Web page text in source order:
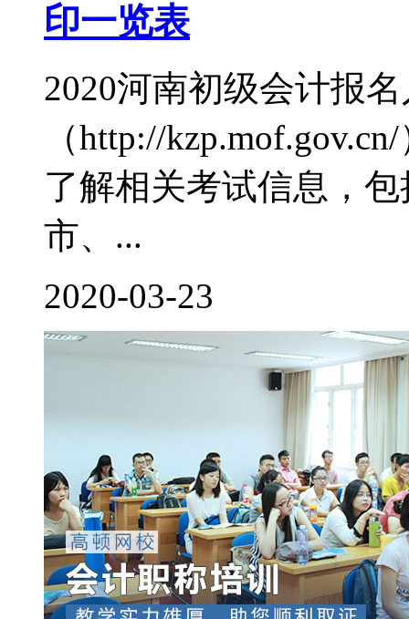
印一览表
2020河南初级会计报
（http://
了解相关考试信息，
市、...
2020-03-23